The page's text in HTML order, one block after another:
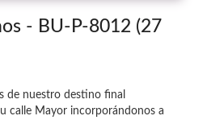
- BU-P-8012 (27
de nuestro destino final
calle Mayor incorporándonos a